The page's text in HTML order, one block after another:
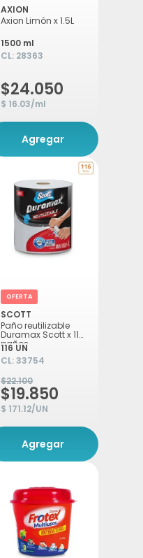
AXION
Axion Limón x 1.5L
1500 ml
CL: 28363
$24.050
$ 16.03/ml
Agregar
OFERTA
SCOTT
Paño reutilizable
Duramax Scott x 116
paños
116 UN
CL:33754
$22.100
$19.850
$ 171.12/UN
Agregar